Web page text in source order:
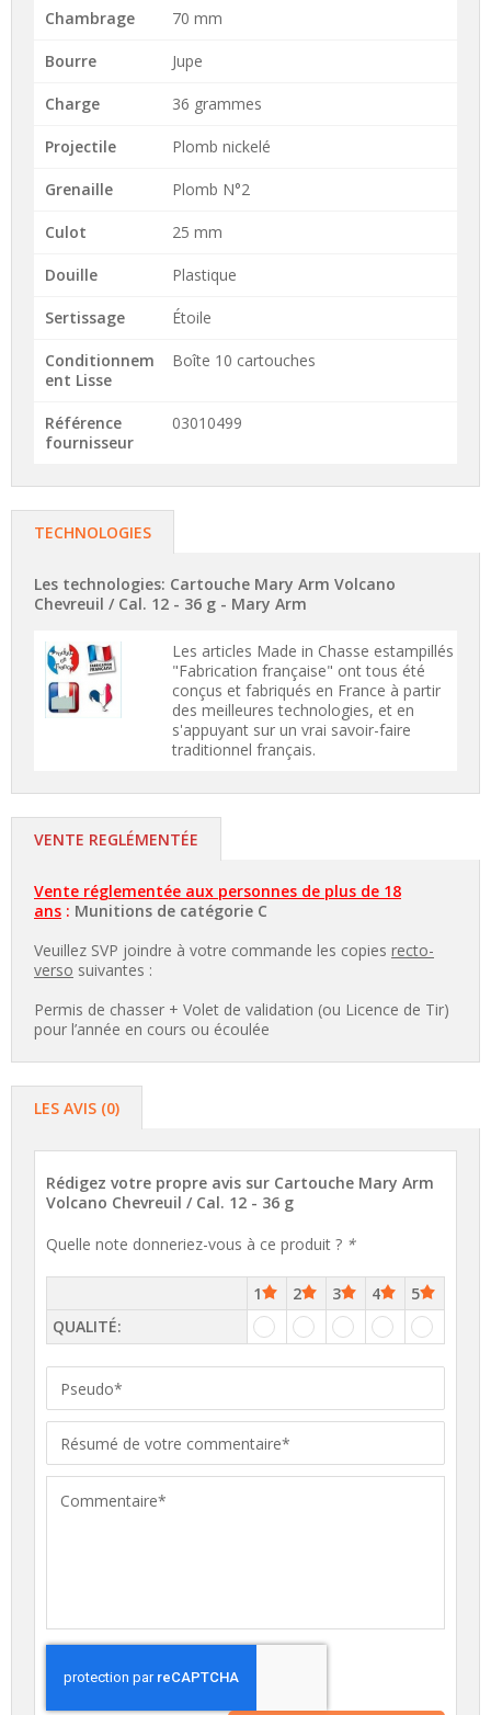
Chambrage 70 mm
Bourre Jupe
Charge 36 grammes
Projectile Plomb nickelé
Grenaille Plomb N°2
Culot 25 mm
Douille Plastique
Sertissage Étoile
Conditionnem
ent Lisse
Boîte 10 cartouches
Référence
fournisseur
03010499
TECHNOLOGIES
Les technologies: Cartouche Mary Arm Volcano
Chevreuil / Cal. 12 - 36 g - Mary Arm
Les articles Made in Chasse estampillés
"Fabrication française" ont tous été
conçus et fabriqués en France à partir
des meilleures technologies, et en
s'appuyant sur un vrai savoir-faire
traditionnel français.
VENTE REGLÉMENTÉE
Vente réglementée aux personnes de plus de 18
ans : Munitions de catégorie C
Veuillez SVP joindre à votre commande les copies recto-
verso suivantes :
Permis de chasser + Volet de validation (ou Licence de Tir)
pour l’année en cours ou écoulée
LES AVIS (0)
Rédigez votre propre avis sur Cartouche Mary Arm
Volcano Chevreuil / Cal. 12 - 36 g
Quelle note donneriez-vous à ce produit ? *
1 2 3 4
5
QUALITÉ: